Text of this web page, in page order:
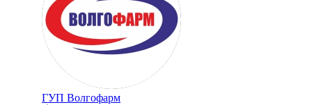
ГУП Волгофарм